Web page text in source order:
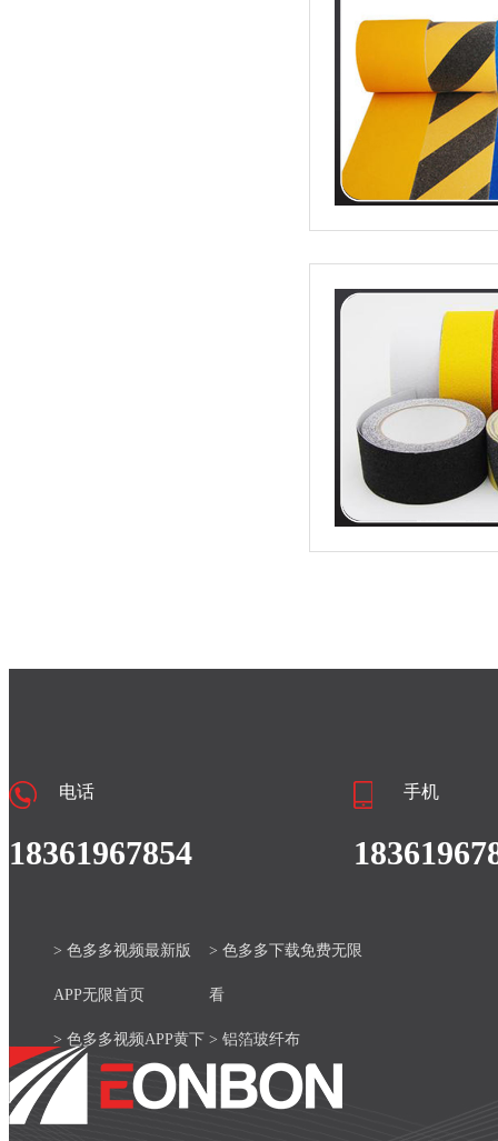
电话
18361967854
手机
> 色多多视频最新版
APP无限首页
> 色多多下载免费无限
看
> 色多多视频APP黄下
载安装官网
> 铝箔玻纤布
> 产品中心
> 色多多视频最新版